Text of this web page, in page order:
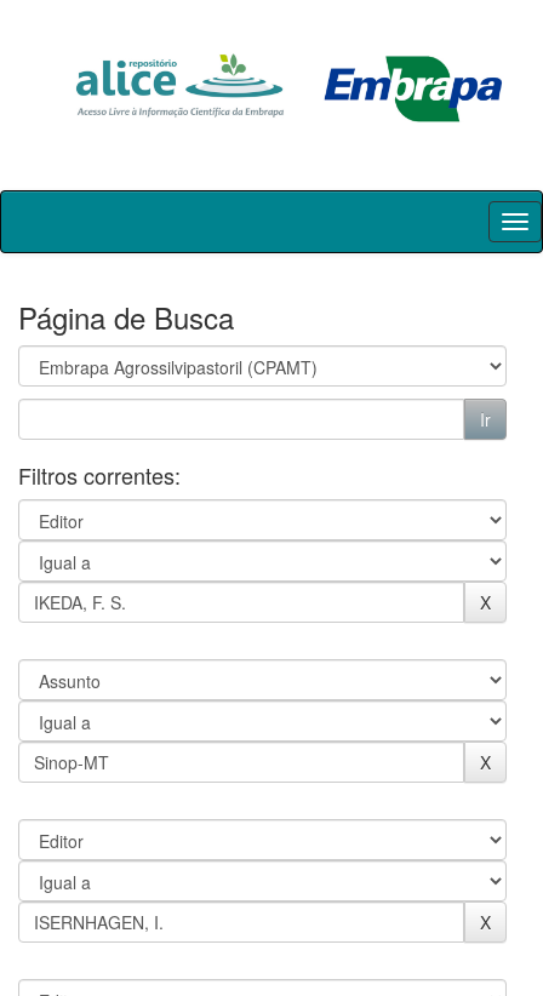
Skip
Página de Busca
Filtros correntes: